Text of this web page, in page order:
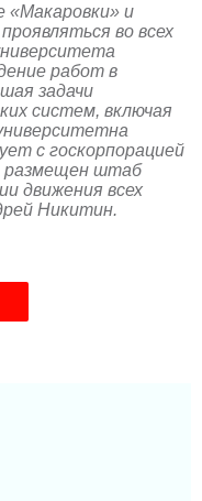
«Макаровки» и
во всех
работ в
задачи
систем, включая
с госкорпорацией
размещен штаб
движения всех
Никитин.